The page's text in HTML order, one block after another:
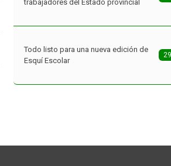
Todo listo para una nueva edición de